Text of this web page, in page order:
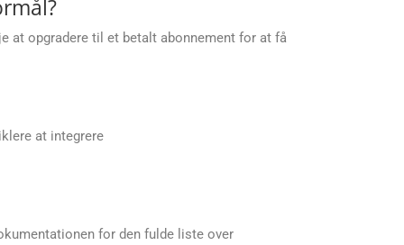
at opgradere til et betalt abonnement for at få
at integrere
for den fulde liste over